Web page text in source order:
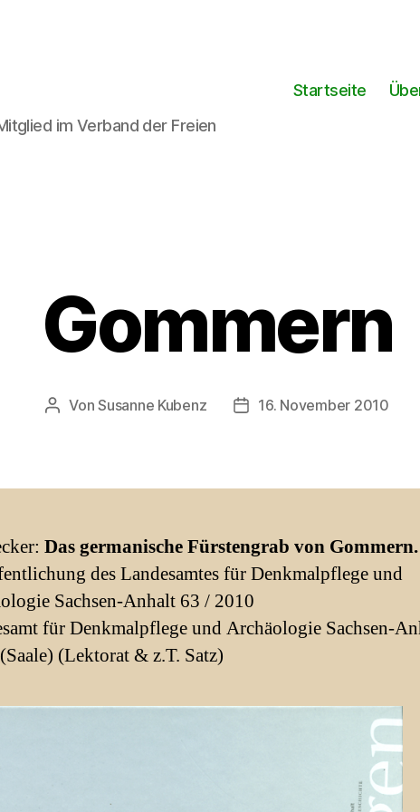
im Verband der Freien
Startseite
Gommern
Beitragsautor
VonSusanne Kubenz Beitragsdatum
16. November 2010
Das germanische Fürstengrab von Gommern.
des Landesamtes für Denkmalpflege und
Sachsen-Anhalt 63 / 2010
für Denkmalpflege und Archäologie Sachsen-
(Lektorat & z.T. Satz)